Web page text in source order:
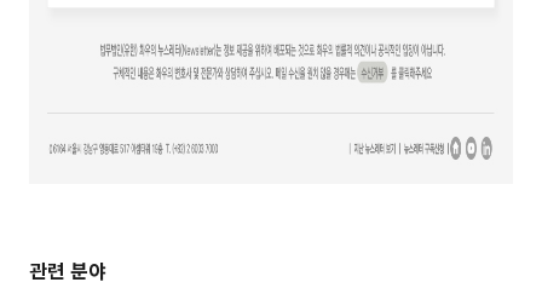
관련 분야